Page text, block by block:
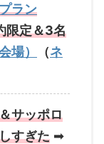
ラン
限定＆3名
場） （ネ
サッポロ
すぎた ➡